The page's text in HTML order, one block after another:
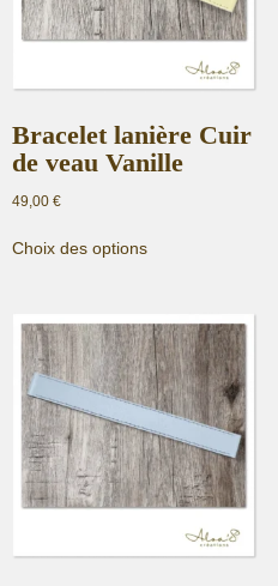
la
page
produit
Bracelet lanière Cuir
de veau Vanille
49,00 €
Choix des optionsproduit
variations.
Les
options
peuvent
être
choisies
sur
la
du